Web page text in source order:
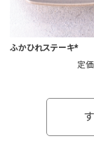
ふかひれステーキ*
定価